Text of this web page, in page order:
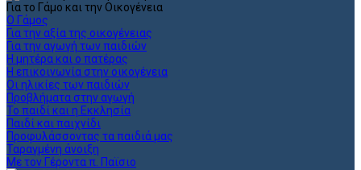
Για το Γάμο και την Οικογένεια
Ο Γάμος
Για την αξία της οικογένειας
Για την αγωγή των παιδιών
Η μητέρα και ο πατέρας
Η επικοινωνία στην οικογένεια
Οι ηλικίες των παιδιών
Προβλήματα στην αγωγή
Το παιδί και η Εκκλησία
Παιδί και παιχνίδι
Προφυλάσσοντας τα παιδιά μας
Ταραγμένη άνοιξη
Με τον Γέροντα π. Παϊσιο